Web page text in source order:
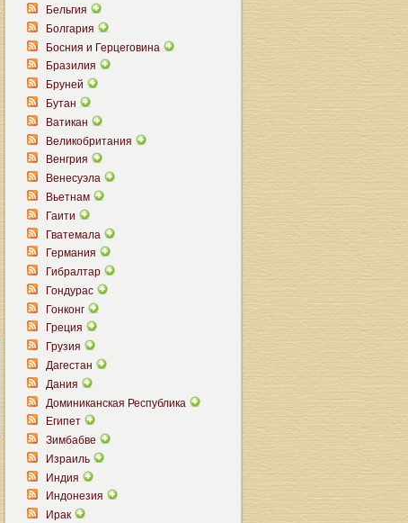
Бельгия
Болгария
Босния и Герцеговина
Бразилия
Бруней
Бутан
Ватикан
Великобритания
Венгрия
Венесуэла
Вьетнам
Гаити
Гватемала
Германия
Гибралтар
Гондурас
Гонконг
Греция
Грузия
Дагестан
Дания
Доминиканская Республика
Египет
Зимбабве
Израиль
Индия
Индонезия
Ирак